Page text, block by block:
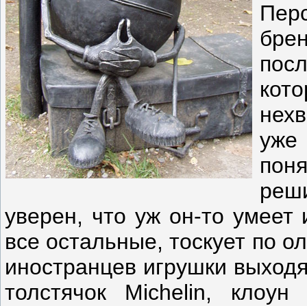
уже
уверен, что уж он-то умеет
все остальные, тоскует по
иностранцев игрушки
толстячок Michelin,